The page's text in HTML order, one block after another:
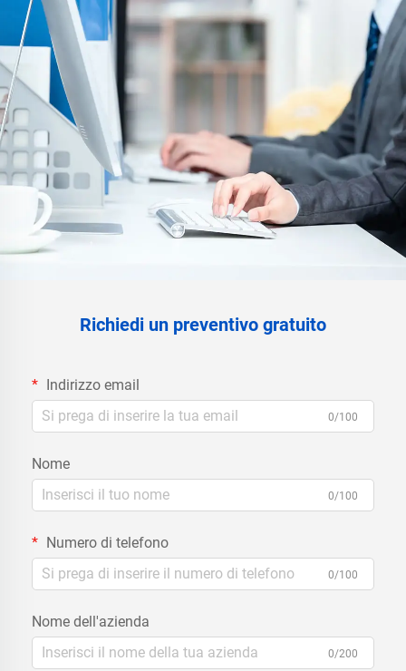
Richiedi un preventivo gratuito
Indirizzo email
0/100
Nome
0/100
Numero di telefono
0/100
Nome dell'azienda
0/200